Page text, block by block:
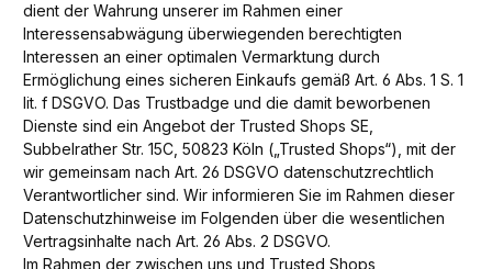
dient der Wahrung unserer im Rahmen einer
Interessensabwägung überwiegenden berechtigten
Interessen an einer optimalen Vermarktung durch
Ermöglichung eines sicheren Einkaufs gemäß Art. 6 Abs. 1 S. 1
lit. f DSGVO. Das Trustbadge und die damit beworbenen
Dienste sind ein Angebot der Trusted Shops SE,
Subbelrather Str. 15C, 50823 Köln („Trusted Shops“), mit der
wir gemeinsam nach Art. 26 DSGVO datenschutzrechtlich
Verantwortlicher sind. Wir informieren Sie im Rahmen dieser
Datenschutzhinweise im Folgenden über die wesentlichen
Vertragsinhalte nach Art. 26 Abs. 2 DSGVO.
Im Rahmen der zwischen uns und Trusted Shops